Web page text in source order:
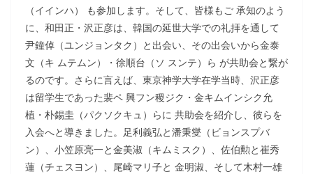
（イインハ） も参加します。そして、皆様もご 承知のよう
に、和田正・沢正彦は、韓国の延世大学での礼拝を通して
尹鐘倬（ユンジョンタク）と出会い、その出会いから金泰
文（キ ムテムン）・徐順台（ソ スンテ）ら が共助会と繋が
るのです。さらに言えば、東京神学大学在学当時、沢正彦
は留学生であった裴ペ 興フン稷ジク・金キムインシク允
植・朴錫圭（パクソクキュ）らに 共助会を紹介し、彼らを
入会へと導きました。足利義弘と潘秉燮（ビョンスプバ
ン）、小笠原亮一と金美淑（キムミスク）、佐伯勲と崔秀
蓮（チェスヨン）、尾崎マリ子と 金明淑、そして木村一雄